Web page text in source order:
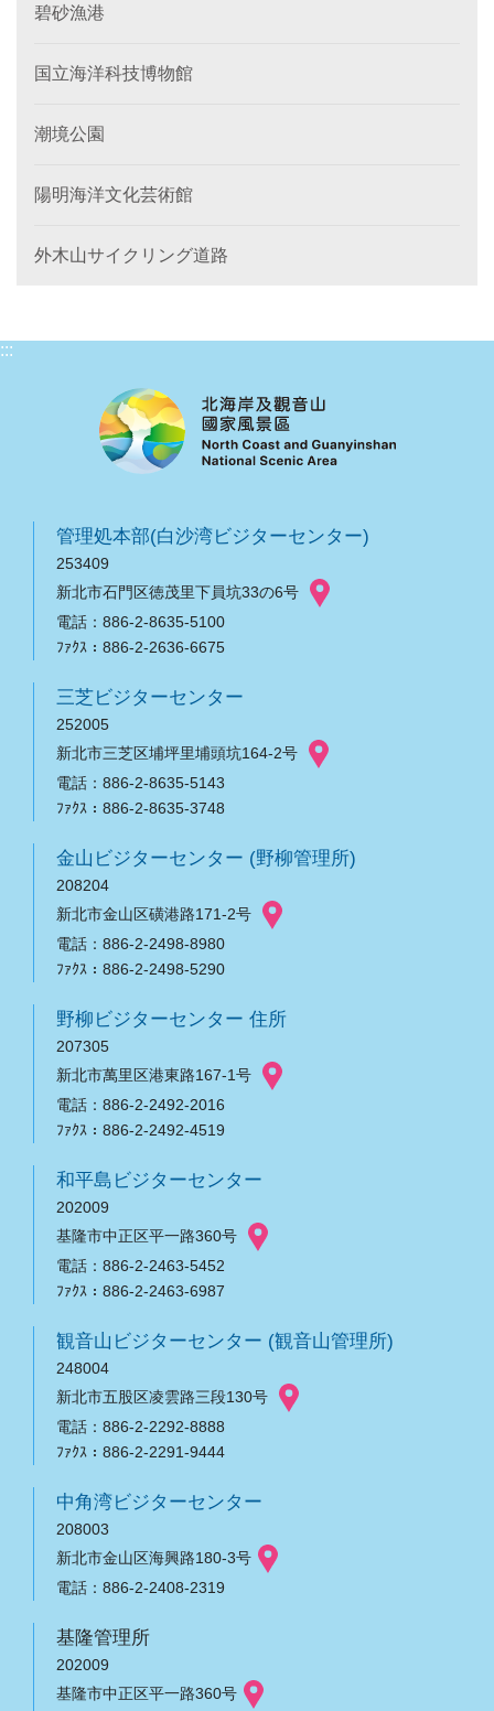
碧砂漁港
国立海洋科技博物館
潮境公園
陽明海洋文化芸術館
外木山サイクリング道路
:::
管理処本部(白沙湾ビジターセンター)
253409
新北市石門区徳茂里下員坑33の6号
電話：886-2-8635-5100
ﾌｧｸｽ：886-2-2636-6675
三芝ビジターセンター
252005
新北市三芝区埔坪里埔頭坑164-2号
電話：886-2-8635-5143
ﾌｧｸｽ：886-2-8635-3748
金山ビジターセンター (野柳管理所)
208204
新北市金山区磺港路171-2号
電話：886-2-2498-8980
ﾌｧｸｽ：886-2-2498-5290
野柳ビジターセンター 住所
207305
新北市萬里区港東路167-1号
電話：886-2-2492-2016
ﾌｧｸｽ：886-2-2492-4519
和平島ビジターセンター
202009
基隆市中正区平一路360号
電話：886-2-2463-5452
ﾌｧｸｽ：886-2-2463-6987
観音山ビジターセンター (観音山管理所)
248004
新北市五股区凌雲路三段130号
電話：886-2-2292-8888
ﾌｧｸｽ：886-2-2291-9444
中角湾ビジターセンター
208003
新北市金山区海興路180-3号
電話：886-2-2408-2319
基隆管理所
202009
基隆市中正区平一路360号